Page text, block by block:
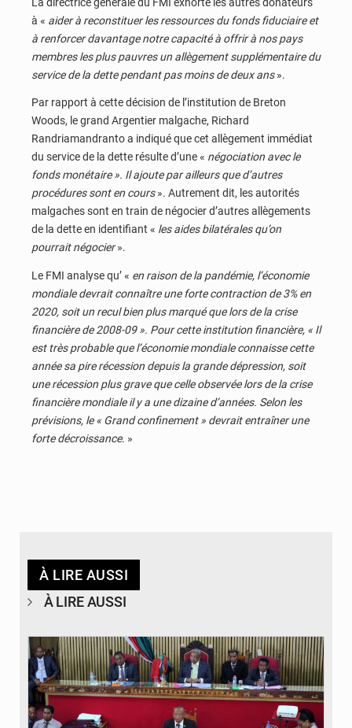
à « aider à reconstituer les ressources du fonds fiduciaire et
à renforcer davantage notre capacité à offrir à nos pays
membres les plus pauvres un allègement supplémentaire du
service de la dette pendant pas moins de deux ans».
Par rapport à cette décision de l’institution de Breton
Woods, le grand Argentier malgache, Richard
Randriamandranto a indiqué que cet allègement immédiat
du service de la dette résulte d’une « négociation avec le
fonds monétaire ». Il ajoute par ailleurs que d’autres
procédures sont en cours». Autrement dit, les autorités
malgaches sont en train de négocier d’autres allègements
de la dette en identifiant « les aides bilatérales qu’on
pourrait négocier».
Le FMI analyse qu’ « en raison de la pandémie, l’économie
mondiale devrait connaître une forte contraction de 3% en
2020, soit un recul bien plus marqué que lors de la crise
financière de 2008-09 ». Pour cette institution financière, « Il
est très probable que l’économie mondiale connaisse cette
année sa pire récession depuis la grande dépression, soit
une récession plus grave que celle observée lors de la crise
financière mondiale il y a une dizaine d’années. Selon les
prévisions, le « Grand confinement » devrait entraîner une
forte décroissance. »
À LIRE AUSSI
À LIRE AUSSI